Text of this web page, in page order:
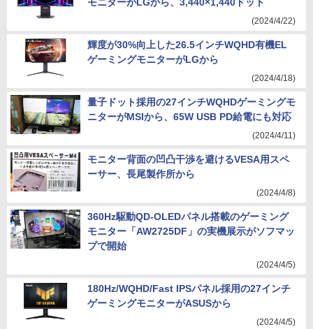
(2024/4/22)
輝度が30%向上した26.5インチWQHD有機EL
ゲーミングモニターがLGから
(2024/4/18)
量子ドット採用の27インチWQHDゲーミングモ
ニターがMSIから、65W USB PD給電にも対応
(2024/4/11)
モニター背面の凹凸干渉を避けるVESA用スペ
ーサー、長尾製作所から
(2024/4/8)
360Hz駆動QD-OLEDパネル搭載のゲーミング
モニター「AW2725DF」の実機展示がソフマッ
プで開始
(2024/4/5)
180Hz/WQHD/Fast IPSパネル採用の27インチ
ゲーミングモニターがASUSから
(2024/4/5)